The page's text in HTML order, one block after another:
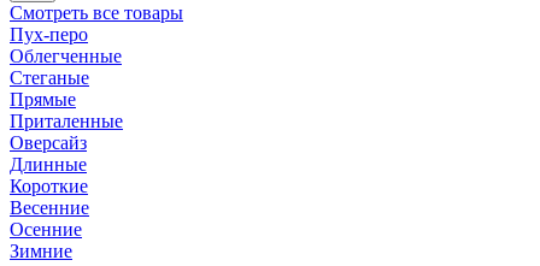
Смотреть все товары
Пух-перо
Облегченные
Стеганые
Прямые
Приталенные
Оверсайз
Длинные
Короткие
Весенние
Осенние
Зимние